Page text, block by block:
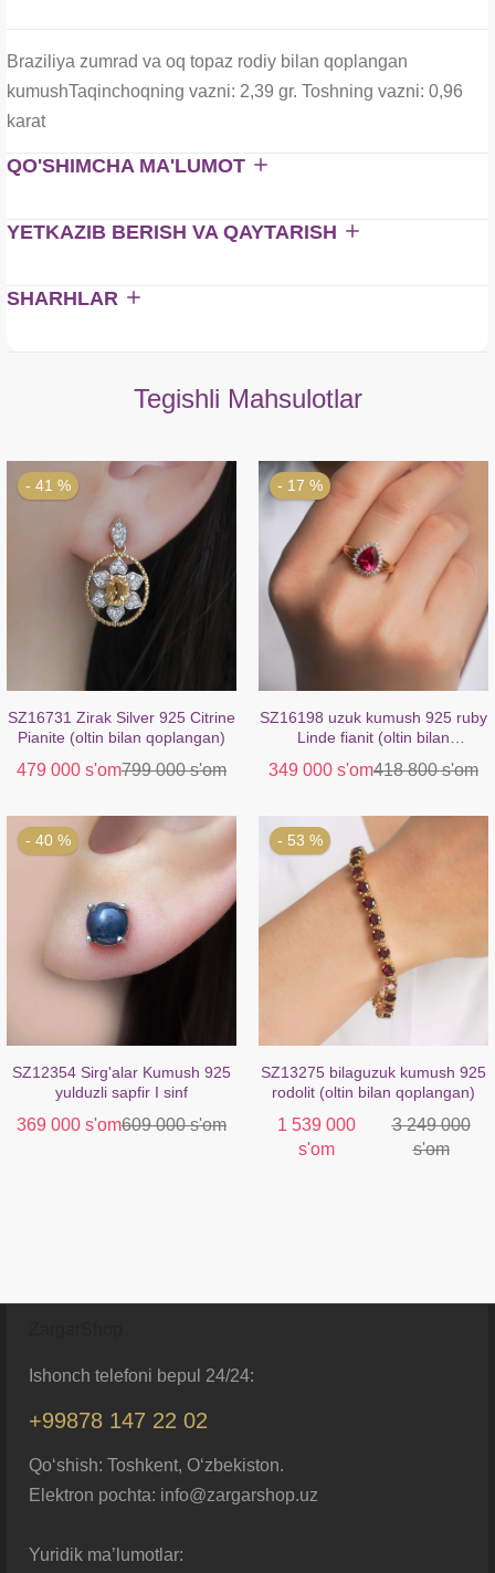
Braziliya zumrad va oq topaz rodiy bilan qoplangan
kumushTaqinchoqning vazni: 2,39 gr. Toshning vazni: 0,96
karat
QO'SHIMCHA MA'LUMOT
YETKAZIB BERISH VA QAYTARISH
SHARHLAR
Tegishli Mahsulotlar
- 41 %
SZ16731 Zirak Silver 925 Citrine
Pianite (oltin bilan qoplangan)
479 000 s'om799 000 s'om
- 40 %
SZ12354 Sirg'alar Kumush 925
yulduzli sapfir I sinf
369 000 s'om609 000 s'om
- 17 %
SZ16198 uzuk kumush 925 ruby
​​Linde fianit (oltin bilan
349 000 s'om418 800 s'om
- 53 %
SZ13275 bilaguzuk kumush 925
rodolit (oltin bilan qoplangan)
1 539 000
s'om
3 249 000
s'om
Ishonch telefoni bepul 24/24:
+99878 147 22 02
Qo‘shish: Toshkent, O‘zbekiston.
Elektron pochta: info@zargarshop.uz
Yuridik ma’lumotlar: